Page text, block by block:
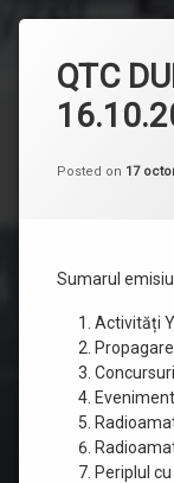
QTC
Posted on 17
Sumarul
Activități
Propagare
Periplul